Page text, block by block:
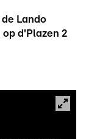
de Lando
op d'Plazen 2